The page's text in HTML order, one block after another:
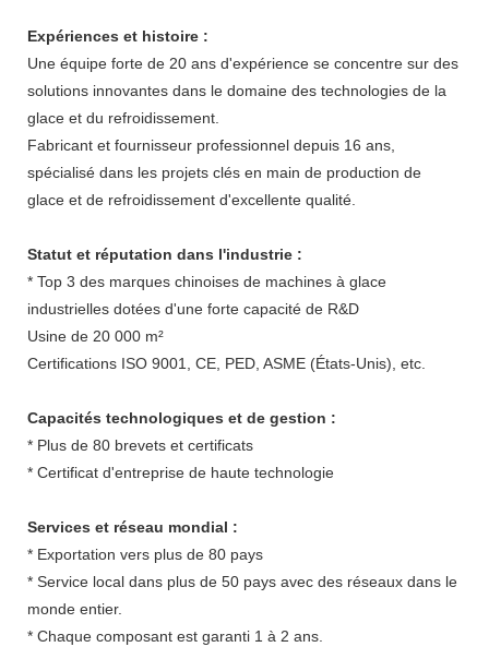
Expériences et histoire :
Une équipe forte de 20 ans d'expérience se concentre sur des
solutions innovantes dans le domaine des technologies de la
glace et du refroidissement.
Fabricant et fournisseur professionnel depuis 16 ans,
spécialisé dans les projets clés en main de production de
glace et de refroidissement d'excellente qualité.
Statut et réputation dans l'industrie :
* Top 3 des marques chinoises de machines à glace
industrielles dotées d'une forte capacité de R&D
Usine de 20 000 m²
Certifications ISO 9001, CE, PED, ASME (États-Unis), etc.
Capacités technologiques et de gestion :
* Plus de 80 brevets et certificats
* Certificat d'entreprise de haute technologie
Services et réseau mondial :
* Exportation vers plus de 80 pays
* Service local dans plus de 50 pays avec des réseaux dans le
monde entier.
* Chaque composant est garanti 1 à 2 ans.